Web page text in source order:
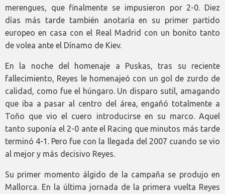
merengues, que finalmente se impusieron por 2-0. Diez
días más tarde también anotaría en su primer partido
europeo en casa con el Real Madrid con un bonito tanto
de volea ante el Dínamo de Kiev.
En la noche del homenaje a Puskas, tras su reciente
fallecimiento, Reyes le homenajeó con un gol de zurdo de
calidad, como fue el húngaro. Un disparo sutil, amagando
que iba a pasar al centro del área, engañó totalmente a
Toño que vio el cuero introducirse en su marco. Aquel
tanto suponía el 2-0 ante el Racing que minutos más tarde
terminó 4-1. Pero fue con la llegada del 2007 cuando se vio
al mejor y más decisivo Reyes.
Su primer momento álgido de la campaña se produjo en
Mallorca. En la última jornada de la primera vuelta Reyes